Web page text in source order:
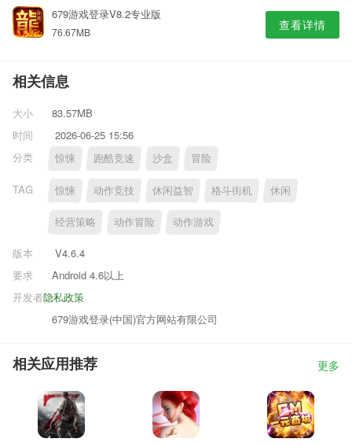
679游戏登录V8.2专业版
76.67MB 查看详情
相关信息
大小
83.57MB
时间
2026-06-25 15:56
分类
惊悚 跑酷竞速 沙盒 冒险
TAG 惊悚 动作竞技 休闲益智 格斗街机 休闲
经营策略 动作冒险 动作游戏
版本
V4.6.4
要求
Android 4.6以上
隐私政策
开发者
679游戏登录(中国)官方网站有限公司
相关应用推荐 更多